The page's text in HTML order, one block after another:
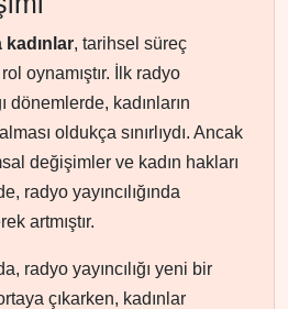
kadınlar, tarihsel süreç
oynamıştır. İlk radyo
dönemlerde, kadınların
oldukça sınırlıydı. Ancak
değişimler ve kadın hakları
radyo yayıncılığında
artmıştır.
radyo yayıncılığı yeni bir
çıkarken, kadınlar